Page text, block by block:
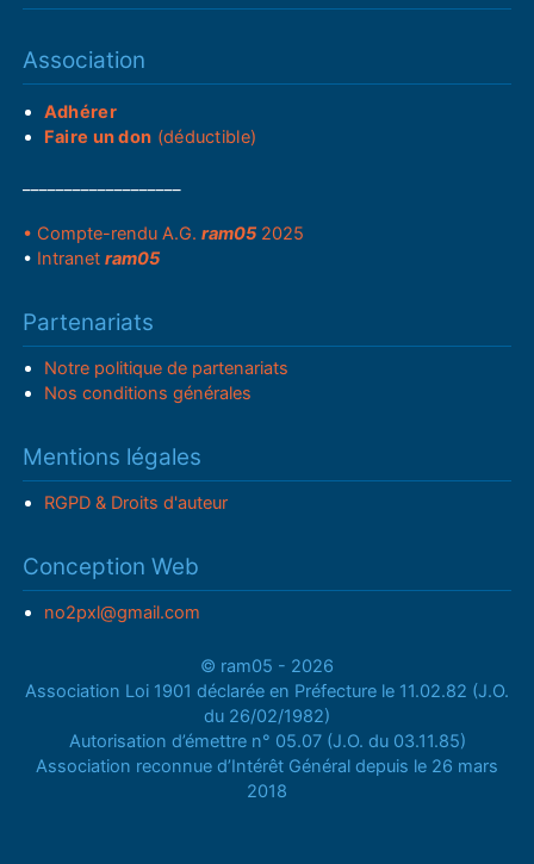
Association
Adhérer
Faire un don (déductible)
• Compte-rendu A.G.ram05 2025
• Intranetram05
Partenariats
Notre politique de partenariats
Nos conditions générales
Mentions légales
RGPD & Droits d'auteur
Conception Web
no2pxl@gmail.com
© ram05 - 2026
Association Loi 1901 déclarée en Préfecture le 11.02.82 (J.O.
du 26/02/1982)
Autorisation d’émettre n° 05.07 (J.O. du 03.11.85)
Association reconnue d’Intérêt Général depuis le 26 mars
2018